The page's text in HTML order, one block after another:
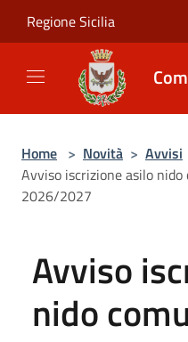
Regione Sicilia
Home > Novità > Avvisi
Avviso iscrizione asilo
2026/2027
Avviso
nido